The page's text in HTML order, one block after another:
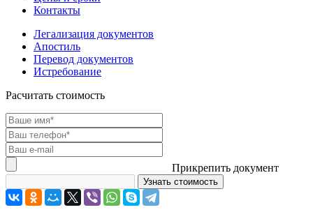
Контакты
Легализация документов
Апостиль
Перевод документов
Истребование
Расчитать стоимость
Прикрепить документ